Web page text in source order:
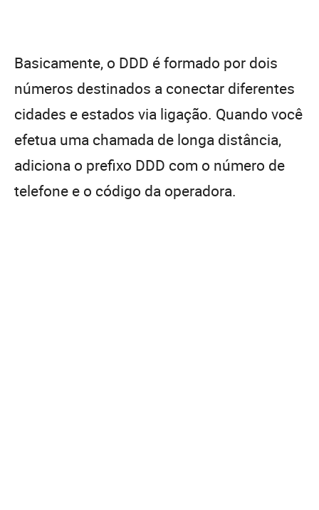
Basicamente, o DDD é formado por dois
números destinados a conectar diferentes
cidades e estados via ligação. Quando você
efetua uma chamada de longa distância,
adiciona o prefixo DDD com o número de
telefone e o código da operadora.